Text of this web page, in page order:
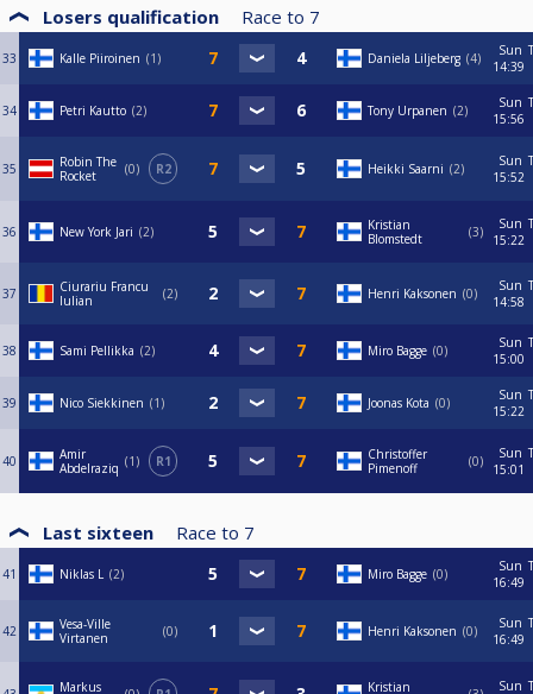
Losers qualification Race to 7
33 Kalle Piiroinen 1 Daniela Liljeberg 4
Sun
14:39
34 Petri Kautto 2 Tony Urpanen 2
Sun
15:56
35
Robin The
Rocket
0 R2 Heikki Saarni 2
Sun
15:52
36 New York Jari 2
Kristian
Blomstedt
3
Sun
15:22
37
Ciurariu Francu
Iulian
2 Henri Kaksonen 0
Sun
14:58
38 Sami Pellikka 2 Miro Bagge 0
Sun
15:00
39 Nico Siekkinen 1 Joonas Kota 0
Sun
15:22
40
Amir
Abdelraziq
1 R1
Christoffer
Pimenoff
0
Sun
15:01
Last sixteen Race to 7
41 Niklas L 2 Miro Bagge 0
Sun
16:49
42
Vesa-Ville
Virtanen
0 Henri Kaksonen 0
Sun
16:49
Markus
Kristian
Sun